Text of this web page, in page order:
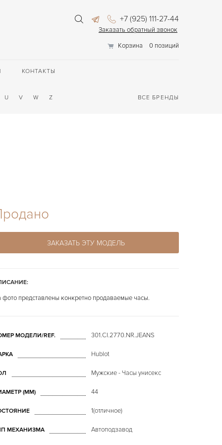
+7 (925) 111-27-44
Заказать обратный звонок
Корзина
0 позиций
КОНТАКТЫ
U V W Z ВСЕ БРЕНДЫ
ЗАКАЗАТЬ ЭТУ МОДЕЛЬ
фото представлены конкретно продаваемые часы.
МОДЕЛИ/REF. 301.CI.2770.NR.JEANS
Hublot
Мужские - Часы унисекс
(MM) 44
1(отличное)
МЕХАНИЗМА Автоподзавод